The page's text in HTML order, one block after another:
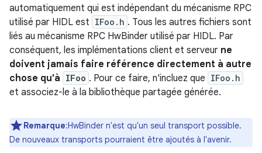
automatiquement qui est indépendant du mécanisme RPC
utilisé par HIDL est IFoo.h . Tous les autres fichiers sont
liés au mécanisme RPC HwBinder utilisé par HIDL. Par
conséquent, les implémentations client et serveur ne
doivent jamais faire référence directement à autre
chose qu'à IFoo . Pour ce faire, n'incluez que IFoo.h
et associez-le à la bibliothèque partagée générée.
Remarque:HwBinder n'est qu'un seul transport possible.
De nouveaux transports pourraient être ajoutés à l'avenir.